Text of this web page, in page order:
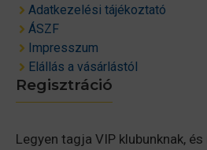
Adatkezelési tájékoztató
ÁSZF
Impresszum
Elállás a vásárlástól
Regisztráció
Legyen tagja VIP klubunknak,